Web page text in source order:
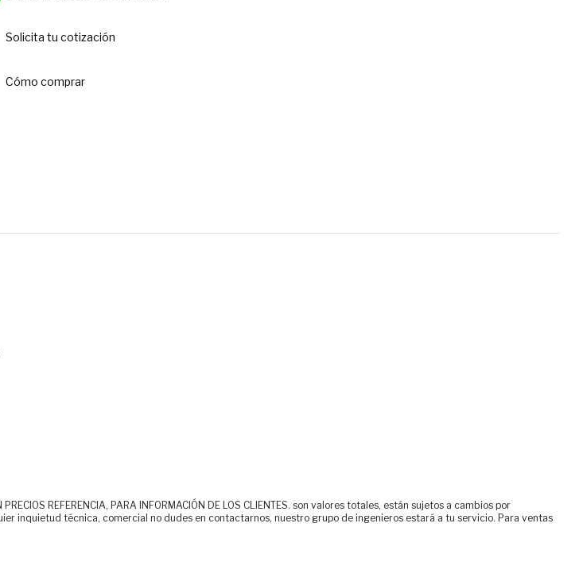
Solicita tu cotización
Cómo comprar
PRECIOS REFERENCIA, PARA INFORMACIÓN DE LOS CLIENTES. son valores totales, están sujetos a cambios por
inquietud técnica, comercial no dudes en contactarnos, nuestro grupo de ingenieros estará a tu servicio. Para ventas